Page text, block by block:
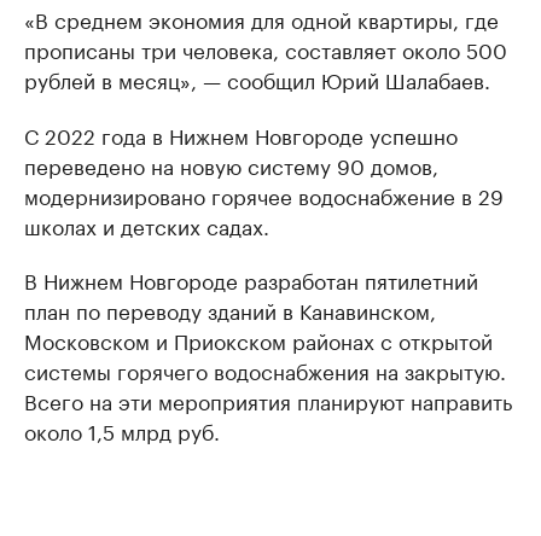
«В среднем экономия для одной квартиры, где
прописаны три человека, составляет около 500
рублей в месяц», — сообщил Юрий Шалабаев.
С 2022 года в Нижнем Новгороде успешно
переведено на новую систему 90 домов,
модернизировано горячее водоснабжение в 29
школах и детских садах.
В Нижнем Новгороде разработан пятилетний
план по переводу зданий в Канавинском,
Московском и Приокском районах с открытой
системы горячего водоснабжения на закрытую.
Всего на эти мероприятия планируют направить
около 1,5 млрд руб.